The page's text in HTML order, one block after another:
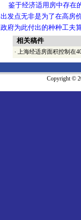
鉴于经济适用房中存在
出发点无非是为了在高房
政府为此付出的种种工夫
相关稿件
· 上海经适房面积控制在
Copyright ©